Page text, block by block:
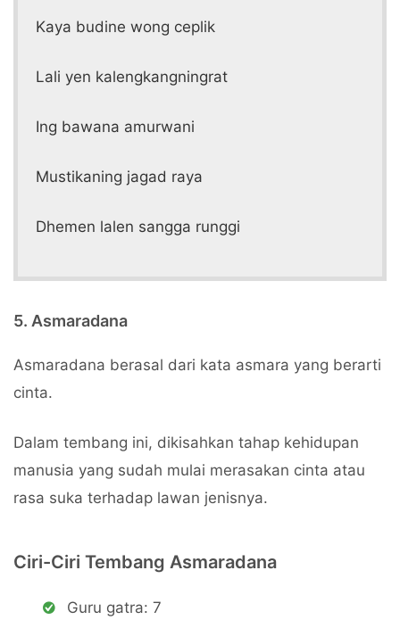
Kaya budine wong ceplik
Lali yen kalengkangningrat
Ing bawana amurwani
Mustikaning jagad raya
Dhemen lalen sangga runggi
5. Asmaradana
Asmaradana berasal dari kata asmara yang berarti
cinta.
Dalam tembang ini, dikisahkan tahap kehidupan
manusia yang sudah mulai merasakan cinta atau
rasa suka terhadap lawan jenisnya.
Ciri-Ciri Tembang Asmaradana
Guru gatra: 7